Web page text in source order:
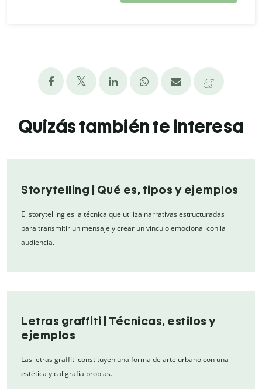
Quizás también te interesa
Storytelling | Qué es, tipos y ejemplos
El storytelling es la técnica que utiliza narrativas estructuradas
para transmitir un mensaje y crear un vínculo emocional con la
audiencia.
Letras graffiti | Técnicas, estilos y
ejemplos
Las letras graffiti constituyen una forma de arte urbano con una
estética y caligrafía propias.